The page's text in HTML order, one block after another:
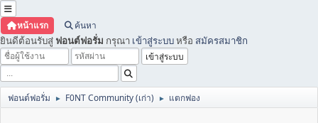
หน้าแรก ค้นหา
ยินดีต้อนรับสู่ ฟอนต์ฟอรั่ม กรุณา เข้าสู่ระบบหรือ สมัครสมาชิก
ฟอนต์ฟอรั่ม ► F0NT Community (เก่า) ► แตกฟอง